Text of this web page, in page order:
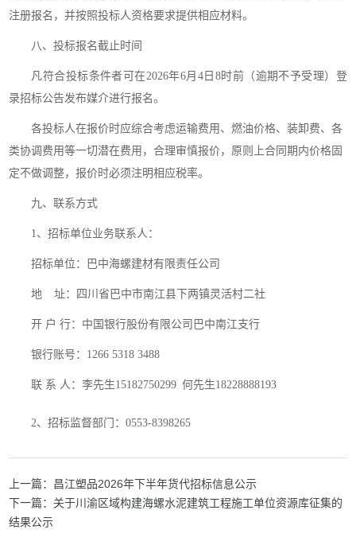
注册报名，并按照投标人资格要求提供相应材料。
八、投标报名截止时间
凡符合投标条件者可在2026年6月 4日 8时前（逾期不予受理）登
录招标公告发布媒介进行报名。
各投标人在报价时应综合考虑运输费用、燃油价格、装卸费、各
类协调费用等一切潜在费用，合理审慎报价，原则上合同期内价格固
定不做调整，报价时必须注明相应税率。
九、联系方式
1、招标单位业务联系人 ：
招标单位：巴中海螺建材有限责任公司
地 址：四川省巴中市南江县下两镇灵活村二社
开 户 行：中国银行股份有限公司巴中南江支行
银行账号： 1266 5318 3488
联 系 人：李先生15182750299何先生18228888193
2、招标监督部门 ：0553-8398265
上一篇：昌江塑品2026年下半年货代招标信息公示
下一篇：关于川渝区域构建海螺水泥建筑工程施工单位资源库征集的
结果公示